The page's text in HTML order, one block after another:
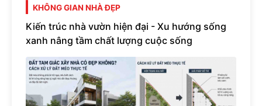
KHÔNG GIAN NHÀ ĐẸP
Kiến trúc nhà vườn hiện đại - Xu hướng sống
xanh nâng tầm chất lượng cuộc sống